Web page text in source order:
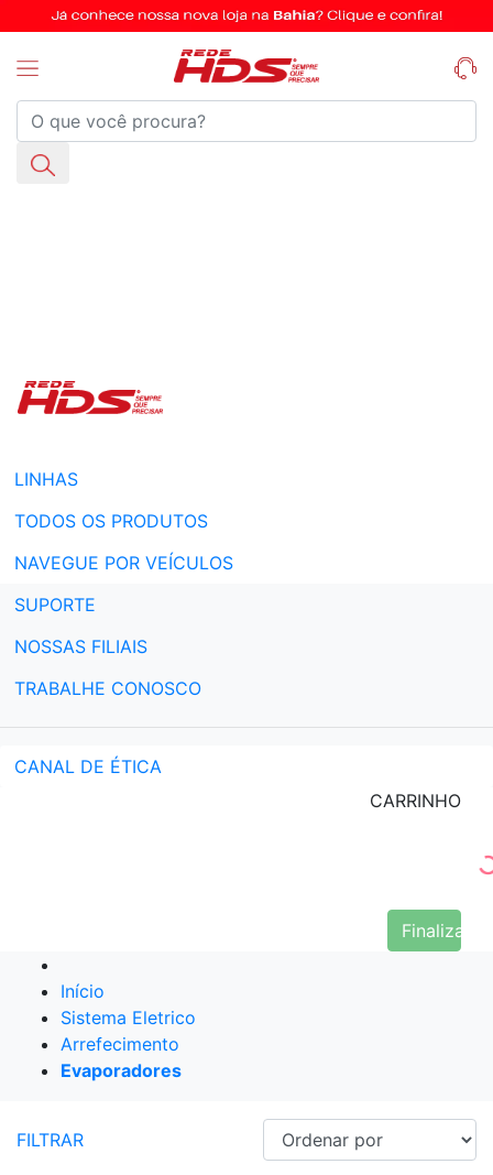
LINHAS
TODOS OS PRODUTOS
NAVEGUE POR VEÍCULOS
SUPORTE
NOSSAS FILIAIS
TRABALHE CONOSCO
CANAL DE ÉTICA
CARRINHO
Finalizar
Início
Sistema Eletrico
Arrefecimento
Evaporadores
FILTRAR